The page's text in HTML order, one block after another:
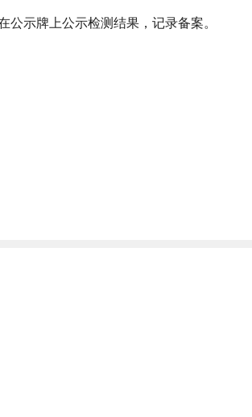
示牌上公示检测结果，记录备案。